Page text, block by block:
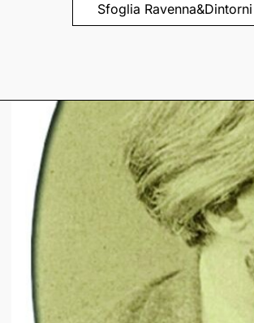
Sfoglia Ravenna&Dintorni